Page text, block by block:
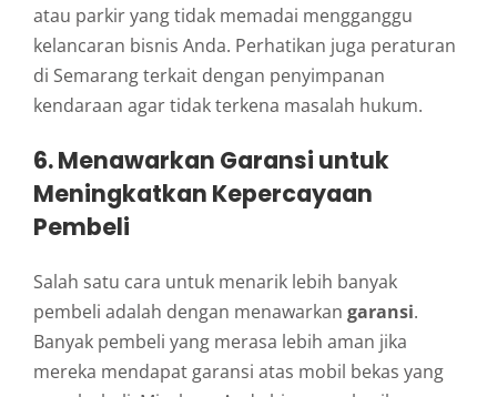
atau parkir yang tidak memadai mengganggu
kelancaran bisnis Anda. Perhatikan juga peraturan
di Semarang terkait dengan penyimpanan
kendaraan agar tidak terkena masalah hukum.
6.Menawarkan Garansi untuk
Meningkatkan Kepercayaan
Pembeli
Salah satu cara untuk menarik lebih banyak
pembeli adalah dengan menawarkan garansi.
Banyak pembeli yang merasa lebih aman jika
mereka mendapat garansi atas mobil bekas yang